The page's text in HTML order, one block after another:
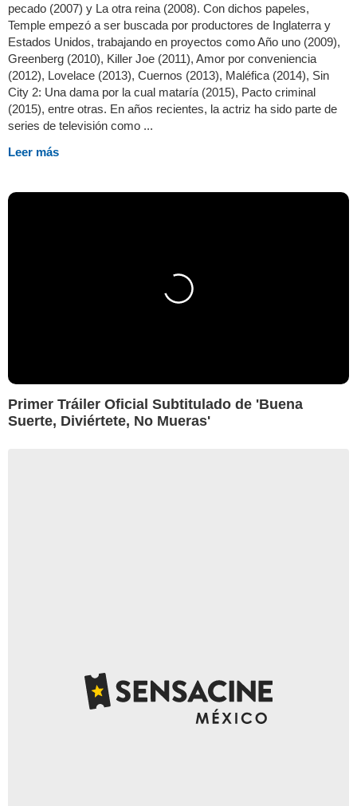
pecado (2007) y La otra reina (2008). Con dichos papeles,
Temple empezó a ser buscada por productores de Inglaterra y
Estados Unidos, trabajando en proyectos como Año uno (2009),
Greenberg (2010), Killer Joe (2011), Amor por conveniencia
(2012), Lovelace (2013), Cuernos (2013), Maléfica (2014), Sin
City 2: Una dama por la cual mataría (2015), Pacto criminal
(2015), entre otras. En años recientes, la actriz ha sido parte de
series de televisión como ...
Leer más
Primer Tráiler Oficial Subtitulado de 'Buena
Suerte, Diviértete, No Mueras'